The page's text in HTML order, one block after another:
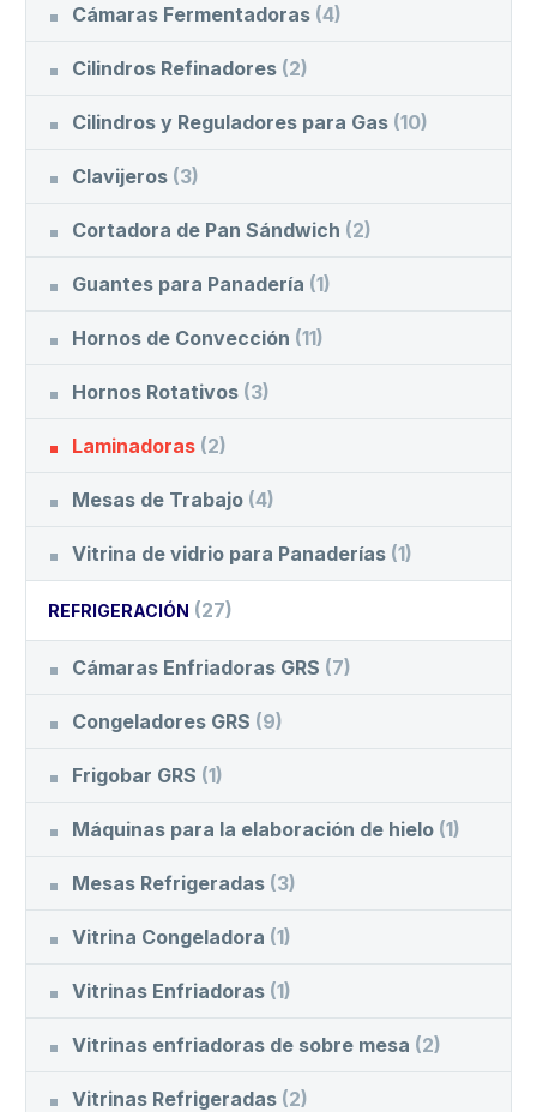
Cámaras Fermentadoras (4)
Cilindros Refinadores (2)
Cilindros y Reguladores para Gas (10)
Clavijeros (3)
Cortadora de Pan Sándwich (2)
Guantes para Panadería (1)
Hornos de Convección (11)
Hornos Rotativos (3)
Laminadoras (2)
Mesas de Trabajo (4)
Vitrina de vidrio para Panaderías (1)
REFRIGERACIÓN (27)
Cámaras Enfriadoras GRS (7)
Congeladores GRS (9)
Frigobar GRS (1)
Máquinas para la elaboración de hielo (1)
Mesas Refrigeradas (3)
Vitrina Congeladora (1)
Vitrinas Enfriadoras (1)
Vitrinas enfriadoras de sobre mesa (2)
Vitrinas Refrigeradas (2)